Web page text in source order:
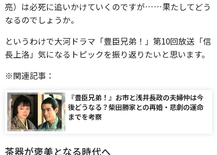
亮）は必死に追いかけていくのですが……果たしてどう
なるのでしょうか。
というわけで大河ドラマ「豊臣兄弟！」第10回放送「信
長上洛」気になるトピックを振り返りたいと思います。
※関連記事：
『豊臣兄弟！』お市と浅井長政の夫婦仲は今
後どうなる？柴田勝家との再婚・悲劇の運命
までを考察
茶器が褒美となる時代へ